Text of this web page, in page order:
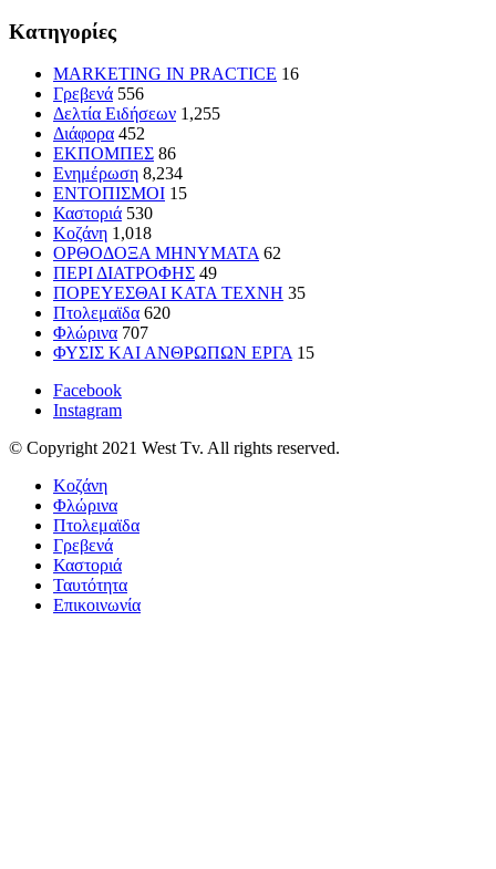
Kατηγορίες
MARKETING IN PRACTICE 16
Γρεβενά 556
Δελτία Ειδήσεων 1,255
Διάφορα 452
ΕΚΠΟΜΠΕΣ 86
Ενημέρωση 8,234
ΕΝΤΟΠΙΣΜΟΙ 15
Καστοριά 530
Κοζάνη 1,018
ΟΡΘΟΔΟΞΑ ΜΗΝΥΜΑΤΑ 62
ΠΕΡΙ ΔΙΑΤΡΟΦΗΣ 49
ΠΟΡΕΥΕΣΘΑΙ ΚΑΤΑ ΤΕΧΝΗ 35
Πτολεμαϊδα 620
Φλώρινα 707
ΦΥΣΙΣ ΚΑΙ ΑΝΘΡΩΠΩΝ ΕΡΓΑ 15
Facebook
Instagram
© Copyright 2021 West Tv. All rights reserved.
Κοζάνη
Φλώρινα
Πτολεμαϊδα
Γρεβενά
Καστοριά
Ταυτότητα
Επικοινωνία